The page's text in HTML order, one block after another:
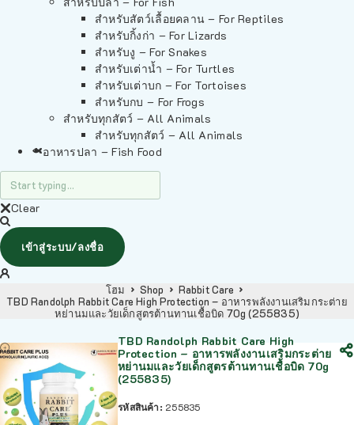
สำหรับสัตว์เลื้อยคลาน – For Reptiles
สำหรับกิ้งก่า – For Lizards
สำหรับงู – For Snakes
สำหรับเต่าน้ำ – For Turtles
สำหรับเต่าบก – For Tortoises
สำหรับกบ – For Frogs
สำหรับทุกสัตว์ – All Animals
สำหรับทุกสัตว์ – All Animals
อาหารปลา – Fish Food
Clear
เข้าสู่ระบบ/ลงชื่อ
โฮม Shop
Rabbit Care
TBD Randolph Rabbit Care High Protection – อาหารพลังงานเสริมกระต่าย
หย่านมและวัยเด็กสูตรต้านทานเชื้อบิด 70g (255835)
TBD Randolph Rabbit Care High
Protection – อาหารพลังงานเสริมกระต่าย
หย่านมและวัยเด็กสูตรต้านทานเชื้อบิด 70g
(255835)
รหัสสินค้า: 255835